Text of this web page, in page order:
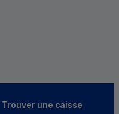
Trouver une caisse